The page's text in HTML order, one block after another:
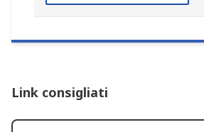
Link consigliati